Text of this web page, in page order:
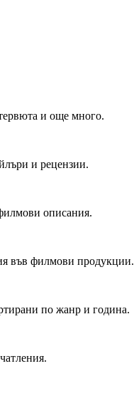
и още много.
и рецензии.
описания.
във филмови продукции.
по жанр и година.